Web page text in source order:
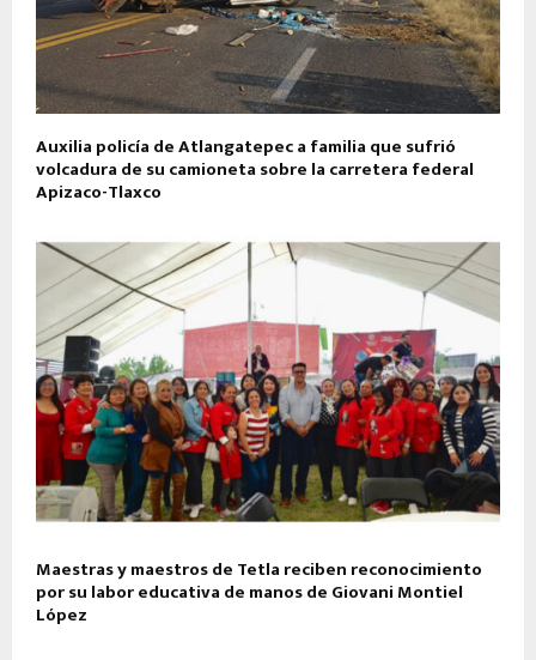
Auxilia policía de Atlangatepec a familia que sufrió
volcadura de su camioneta sobre la carretera federal
Apizaco-Tlaxco
Maestras y maestros de Tetla reciben reconocimiento
por su labor educativa de manos de Giovani Montiel
López